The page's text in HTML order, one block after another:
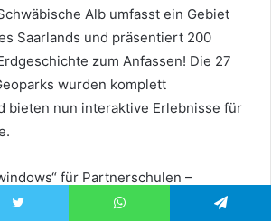
Alb umfasst ein Gebiet
Saarlands und präsentiert 200
zum Anfassen! Die 27
wurden komplett
bieten nun interaktive Erlebnisse für
für Partnerschulen –
spielerisch die geologischen